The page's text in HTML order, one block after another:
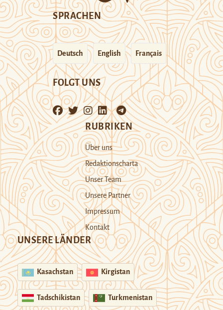
SPRACHEN
Deutsch English Français
FOLGT UNS
RUBRIKEN
Über uns
Redaktionscharta
Unser Team
Unsere Partner
Impressum
Kontakt
UNSERE LÄNDER
Kasachstan Kirgistan
Tadschikistan Turkmenistan